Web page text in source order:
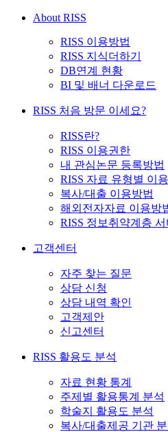
About RISS
RISS 이용방법
RISS 지식더하기
DB연계 현황
BI 및 배너 다운로드
RISS 처음 방문 이세요?
RISS란?
RISS 이용권한
내 관심논문 등록방법
RISS 자료 유형별 이
복사/대출 이용방법
해외전자자료 이용방
RISS 정보취약계층
고객센터
자주 찾는 질문
상담 신청
상담 내역 확인
고객제안
신고센터
RISS 활용도 분석
자료 현황 통계
주제별 활용통계 분석
학술지 활용도 분석
복사/대출제공 기관